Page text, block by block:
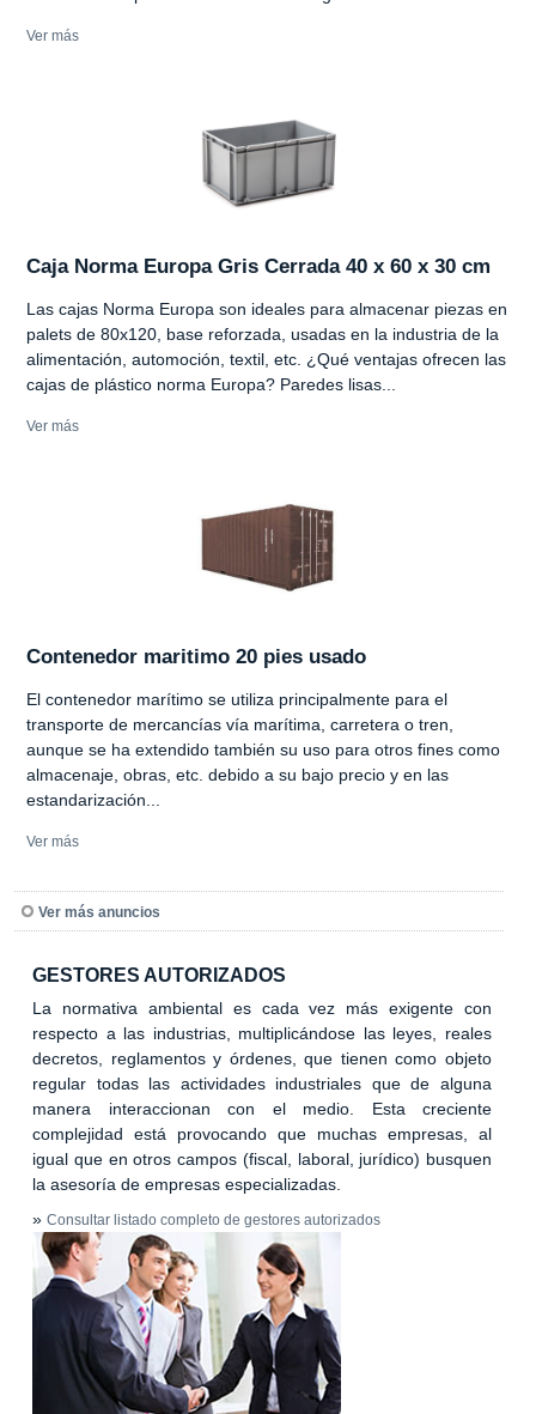
Ver más
Caja Norma Europa Gris Cerrada 40 x 60 x 30 cm
Las cajas Norma Europa son ideales para almacenar piezas en
palets de 80x120, base reforzada, usadas en la industria de la
alimentación, automoción, textil, etc. ¿Qué ventajas ofrecen las
cajas de plástico norma Europa? Paredes lisas...
Ver más
Contenedor maritimo 20 pies usado
El contenedor marítimo se utiliza principalmente para el
transporte de mercancías vía marítima, carretera o tren,
aunque se ha extendido también su uso para otros fines como
almacenaje, obras, etc. debido a su bajo precio y en las
estandarización...
Ver más
Ver más anuncios
GESTORES AUTORIZADOS
La normativa ambiental es cada vez más exigente con
respecto a las industrias, multiplicándose las leyes, reales
decretos, reglamentos y órdenes, que tienen como objeto
regular todas las actividades industriales que de alguna
manera interaccionan con el medio. Esta creciente
complejidad está provocando que muchas empresas, al
igual que en otros campos (fiscal, laboral, jurídico) busquen
la asesoría de empresas especializadas.
» Consultar listado completo de gestores autorizados